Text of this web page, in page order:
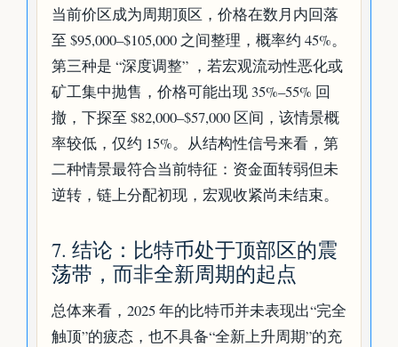
当前价区成为周期顶区，价格在数月内回落
至 $95,000–$105,000 之间整理，概率约 45%。
第三种是 “深度调整” ，若宏观流动性恶化或
矿工集中抛售，价格可能出现 35%–55% 回
撤，下探至 $82,000–$57,000 区间，该情景概
率较低，仅约 15%。从结构性信号来看，第
二种情景最符合当前特征：资金面转弱但未
逆转，链上分配初现，宏观收紧尚未结束。
7. 结论：比特币处于顶部区的震
荡带，而非全新周期的起点
总体来看，2025 年的比特币并未表现出“完全
触顶”的疲态，也不具备“全新上升周期”的充